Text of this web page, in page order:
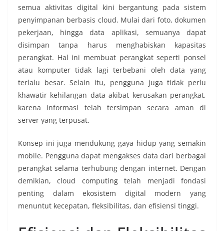
semua aktivitas digital kini bergantung pada sistem
penyimpanan berbasis cloud. Mulai dari foto, dokumen
pekerjaan, hingga data aplikasi, semuanya dapat
disimpan tanpa harus menghabiskan kapasitas
perangkat. Hal ini membuat perangkat seperti ponsel
atau komputer tidak lagi terbebani oleh data yang
terlalu besar. Selain itu, pengguna juga tidak perlu
khawatir kehilangan data akibat kerusakan perangkat,
karena informasi telah tersimpan secara aman di
server yang terpusat.
Konsep ini juga mendukung gaya hidup yang semakin
mobile. Pengguna dapat mengakses data dari berbagai
perangkat selama terhubung dengan internet. Dengan
demikian, cloud computing telah menjadi fondasi
penting dalam ekosistem digital modern yang
menuntut kecepatan, fleksibilitas, dan efisiensi tinggi.